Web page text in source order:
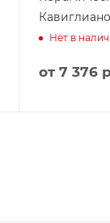
Кавиглиано
Нет в
от 7 376